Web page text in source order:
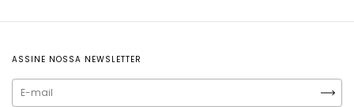
ASSINE NOSSA NEWSLETTER